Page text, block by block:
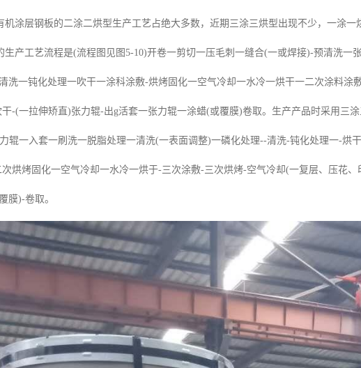
机涂层钢板的二涂二烘型生产工艺占绝大多数，近期三涂三烘型出现不少，一涂一
生产工艺流程是(流程图见图5-10)开卷一剪切一压毛刺一缝合(一或焊接)-预清洗一
洗一钝化处理一吹干一涂科涂敷-烘烤固化一空气冷却一水冷一烘干一二次涂料涂
-(一拉伸矫直)张力辊-出g活套一张力辊一涂蜡(或覆膜)卷取。生产产品时采用三
辊一入套一刷洗一脱脂处理一清洗(一表面调整)一磷化处理--清洗-钝化处理一-烘
烘烤固化一空气冷却一水冷一烘于-三次涂敷-三次烘烤-空气冷却(一复层、压花
膜)-卷取。